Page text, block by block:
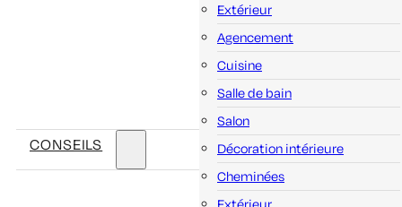
Extérieur
Agencement
CONSEILS
Cuisine
Salle de bain
Salon
Décoration intérieure
Cheminées